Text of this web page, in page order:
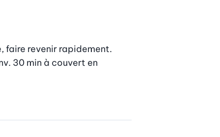
faire revenir rapidement.
30 min à couvert en